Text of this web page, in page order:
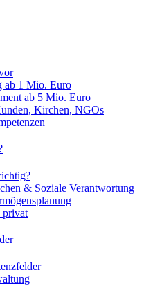
ab 1 Mio. Euro
ab 5 Mio. Euro
Kirchen, NGOs
& Soziale Verantwortung
privat